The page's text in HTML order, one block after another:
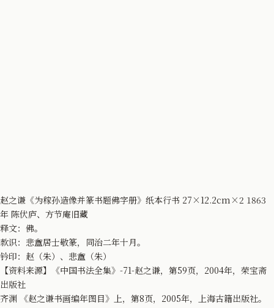
赵之谦《为稼孙造像并篆书题佛字册》纸本行书 27×12.2cm×2 1863
年 陈伏庐、方节庵旧藏
释文：佛。
款识：悲盦居士敬篆，同治二年十月。
钤印：赵（朱）、悲盦（朱）
【资料来源】《中国书法全集》-71-赵之谦，第59页，2004年，荣宝斋
出版社
齐渊 《赵之谦书画编年图目》上，第8页，2005年，上海古籍出版社。